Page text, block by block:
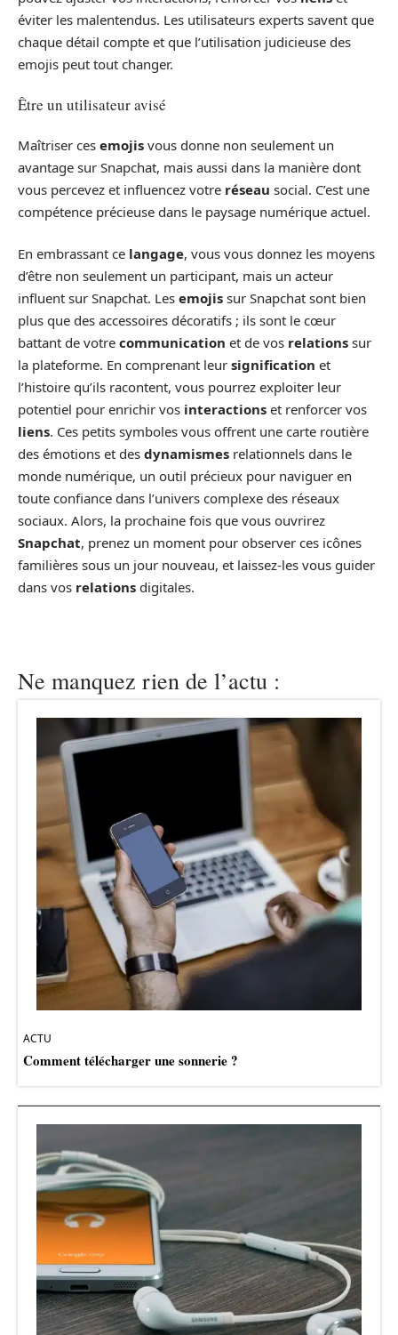
éviter les malentendus. Les utilisateurs experts savent que
chaque détail compte et que l’utilisation judicieuse des
emojis peut tout changer.
Être un utilisateur avisé
Maîtriser ces emojis vous donne non seulement un
avantage sur Snapchat, mais aussi dans la manière dont
vous percevez et influencez votre réseau social. C’est une
compétence précieuse dans le paysage numérique actuel.
En embrassant ce langage, vous vous donnez les moyens
d’être non seulement un participant, mais un acteur
influent sur Snapchat. Les emojis sur Snapchat sont bien
plus que des accessoires décoratifs ; ils sont le cœur
battant de votre communication et de vos relations sur
la plateforme. En comprenant leur signification et
l’histoire qu’ils racontent, vous pourrez exploiter leur
potentiel pour enrichir vos interactions et renforcer vos
liens. Ces petits symboles vous offrent une carte routière
des émotions et des dynamismes relationnels dans le
monde numérique, un outil précieux pour naviguer en
toute confiance dans l’univers complexe des réseaux
sociaux. Alors, la prochaine fois que vous ouvrirez
Snapchat, prenez un moment pour observer ces icônes
familières sous un jour nouveau, et laissez-les vous guider
dans vos relations digitales.
Ne manquez rien de l’actu :
ACTU
Comment télécharger une sonnerie ?